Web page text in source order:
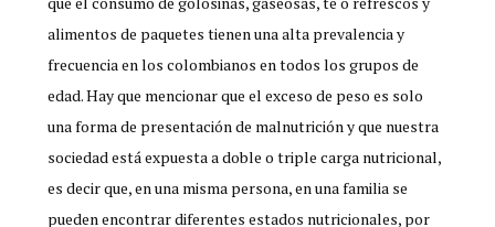
alimentos de paquetes tienen una alta prevalencia y
frecuencia en los colombianos en todos los grupos de
edad. Hay que mencionar que el exceso de peso es solo
una forma de presentación de malnutrición y que nuestra
sociedad está expuesta a doble o triple carga nutricional,
es decir que, en una misma persona, en una familia se
pueden encontrar diferentes estados nutricionales, por